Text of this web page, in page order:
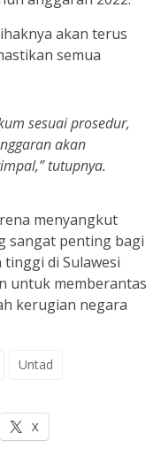
akan terus
semua
sesuai prosedur,
akan
tutupnya.
menyangkut
sangat penting bagi
di Sulawesi
untuk memberantas
kerugian negara
Untad
X